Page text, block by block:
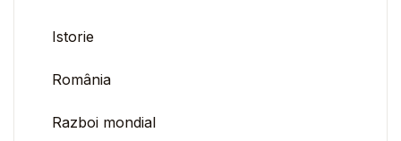
Istorie
România
Razboi mondial